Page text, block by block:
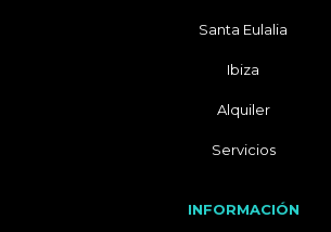
Santa Eulalia
Ibiza
Alquiler
Servicios
INFORMACIÓN